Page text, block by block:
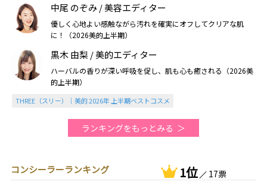
中尾 のぞみ / 美容エディター
優しく心地よい感触ながら汚れを確実にオフしてクリアな肌
に！（2026美的上半期）
黒木 由梨 / 美的エディター
ハーバルの香りが深い呼吸を促し、肌も心も癒される（2026美
的上半期）
THREE（スリー）｜美的 2026年 上半期ベストコスメ
ランキングをもっとみる
コンシーラーランキング 1位 17票